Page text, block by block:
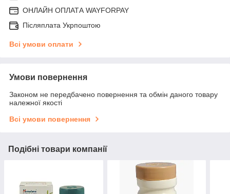
ОНЛАЙН ОПЛАТА WAYFORPAY
Післяплата Укрпоштою
Всі умови оплати
Умови повернення
Законом не передбачено повернення та обмін даного товару
належної якості
Всі умови повернення
Подібні товари компанії